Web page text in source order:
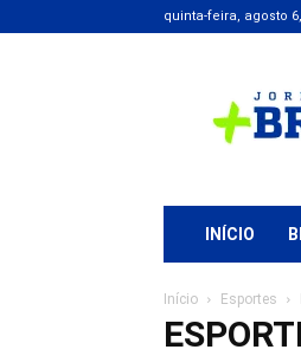
quinta-feira, agosto
+
Bragança
INÍCIO
Início Esportes